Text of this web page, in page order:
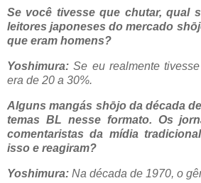
Se você tivesse que chutar, qual
leitores japoneses do mercado
que eram homens?
Yoshimura: Se eu realmente
era de 20 a 30%.
Alguns mangás shōjo da década
temas BL nesse formato. Os
comentaristas da mídia
isso e reagiram?
Yoshimura: Na década de 1970, o